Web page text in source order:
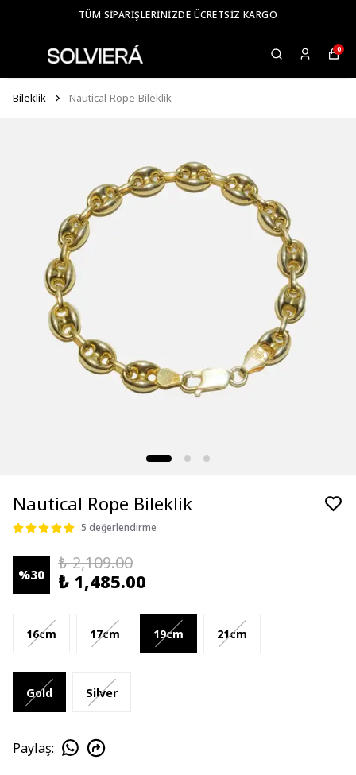
TÜM SIPARIŞLERINIZDE ÜCRETSIZ KARGO
0
Bileklik Nautical Rope Bileklik
Nautical Rope Bileklik
5 değerlendirme
%30
₺ 2,109.00
₺ 1,485.00
16cm 17cm 19cm 21cm
Gold Silver
Paylaş: